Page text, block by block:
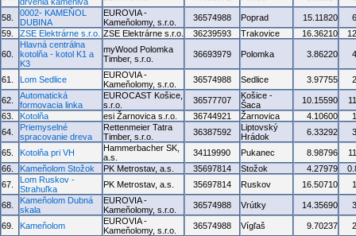
58.
0002- KAMEŇOL
DUBINA
EUROVIA -
Kameňolomy, s.r.o.
36574988 Poprad 15.11820
59.
ZSE Elektrárne s.r.o. ZSE Elektrárne s.r.o. 36239593 Trakovice 16.36210
60.
Hlavná centrálna
kotolňa - kotol K1 a
K3
myWood Polomka
Timber, s.r.o.
36693979 Polomka 3.86220
61. Lom Sedlice
EUROVIA -
Kameňolomy, s.r.o.
36574988 Sedlice 3.97755
62.
Automatická
formovacia linka
EUROCAST Košice,
s.r.o.
36577707
Košice -
Šaca
10.15590
63.
Kotolňa esi Žarnovica s.r.o. 36744921 Žarnovica 4.10600
64.
Priemyselné
spracovanie dreva
Rettenmeier Tatra
Timber, s.r.o.
36387592
Liptovský
Hrádok
6.33292
65. Kotolňa pri VH
Hammerbacher SK,
a.s.
34119990 Pukanec 8.98796
66.
Kameňolom Stožok PK Metrostav, a.s. 35697814 Stožok 4.27979
67.
Lom Ruskov -
Strahuľka
PK Metrostav, a.s. 35697814 Ruskov 16.50710
68.
Kameňolom Dubná
skala
EUROVIA -
Kameňolomy, s.r.o.
36574988 Vrútky 14.35690
69. Kameňolom
EUROVIA -
Kameňolomy, s.r.o.
36574988 Vígľaš 9.70237